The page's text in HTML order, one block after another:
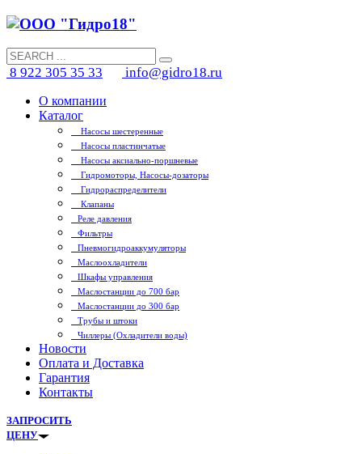
8 922 305 35 33 info@gidro18.ru
О компании
Каталог
Насосы шестеренные
Насосы пластинчатые
Насосы аксиально-поршневые
Гидромоторы, Насосы-дозаторы
Гидрораспределители
Клапаны
Реле давления
Фильтры
Пневмогидроаккумуляторы
Маслоохладители
Шкафы управления
Маслостанции до 700 бар
Маслостанции до 300 бар
Трубы и штоки
Чиллеры (Охладители воды)
Новости
Оплата и Доставка
Гарантия
Контакты
ЗАПРОСИТЬ
ЦЕНУ